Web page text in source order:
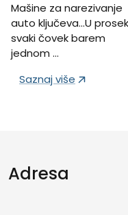
Mašine za narezivanje
auto ključeva...U
svaki čovek barem
jednom …
Saznaj više
Adresa